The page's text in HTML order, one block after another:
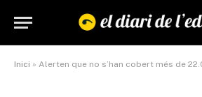
Inici » Alerten que no s’han cobert més de 22.000 places